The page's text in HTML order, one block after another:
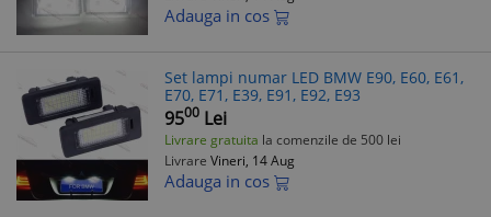
Adauga in cos
Set lampi numar LED BMW E90, E60, E61,
E70, E71, E39, E91, E92, E93
9500 Lei
Livrare gratuita la comenzile de 500 lei
Livrare Vineri, 14 Aug
Adauga in cos